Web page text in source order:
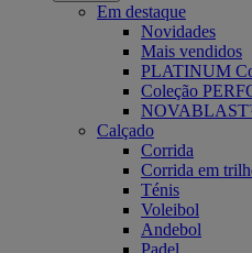
Em destaque
Novidades
Mais vendidos
PLATINUM
Coleção
Calçado
Corrida
Corrida em
Ténis
Voleibol
Andebol
Padel